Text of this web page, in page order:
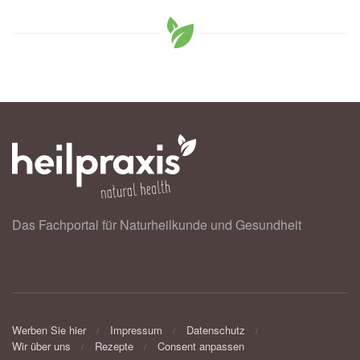
Das Fachportal für Naturheilkunde und Gesundheit
Werben Sie hier Impressum
Datenschutz
Wir über uns
Rezepte Consent anpassen